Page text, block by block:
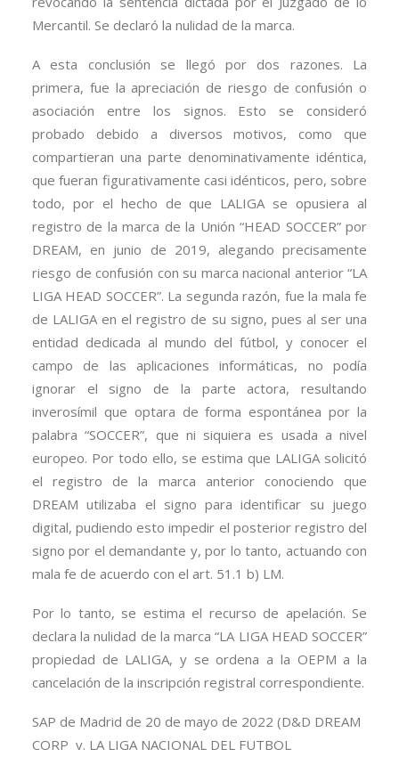
Mercantil. Se declaró la nulidad de la marca.
A esta conclusión se llegó por dos razones. La
primera, fue la apreciación de riesgo de confusión o
asociación entre los signos. Esto se consideró
probado debido a diversos motivos, como que
compartieran una parte denominativamente idéntica,
que fueran figurativamente casi idénticos, pero, sobre
todo, por el hecho de que LALIGA se opusiera al
registro de la marca de la Unión “HEAD SOCCER” por
DREAM, en junio de 2019, alegando precisamente
riesgo de confusión con su marca nacional anterior “LA
LIGA HEAD SOCCER”. La segunda razón, fue la mala fe
de LALIGA en el registro de su signo, pues al ser una
entidad dedicada al mundo del fútbol, y conocer el
campo de las aplicaciones informáticas, no podía
ignorar el signo de la parte actora, resultando
inverosímil que optara de forma espontánea por la
palabra “SOCCER”, que ni siquiera es usada a nivel
europeo. Por todo ello, se estima que LALIGA solicitó
el registro de la marca anterior conociendo que
DREAM utilizaba el signo para identificar su juego
digital, pudiendo esto impedir el posterior registro del
signo por el demandante y, por lo tanto, actuando con
mala fe de acuerdo con el art. 51.1 b) LM.
Por lo tanto, se estima el recurso de apelación. Se
declara la nulidad de la marca “LA LIGA HEAD SOCCER”
propiedad de LALIGA, y se ordena a la OEPM a la
cancelación de la inscripción registral correspondiente.
SAP de Madrid de 20 de mayo de 2022 (D&D DREAM
CORP v. LA LIGA NACIONAL DEL FUTBOL